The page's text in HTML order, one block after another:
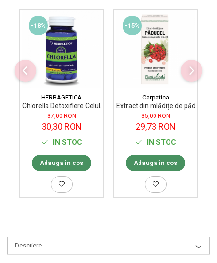
-18%
HERBAGETICA
Chlorella Detoxifiere Celulara Herbagetica 60 capsule
37,00 RON
30,30 RON
IN STOC
Adauga in cos
-15%
Carpatica
Extract din mlădițe de păducel
35,00 RON
29,73 RON
IN STOC
Adauga in cos
Descriere